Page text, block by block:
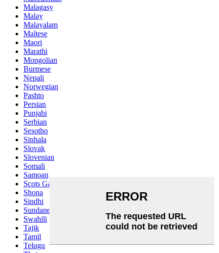
Malagasy
Malay
Malayalam
Maltese
Maori
Marathi
Mongolian
Burmese
Nepali
Norwegian
Pashto
Persian
Punjabi
Serbian
Sesotho
Sinhala
Slovak
Slovenian
Somali
Samoan
Scots Gaelic
Shona
Sindhi
Sundanese
Swahili
Tajik
Tamil
Telugu